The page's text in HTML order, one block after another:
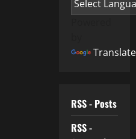
Translate
RSS - Posts
RSS -